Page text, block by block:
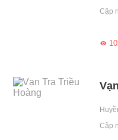
Cập

Cập